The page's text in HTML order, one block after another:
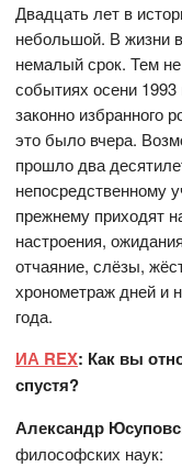
Двадцать лет в
небольшой. В жизни
немалый срок. Тем
событиях осени
законно избранного
это было вчера.
прошло два
непосредственному
прежнему приходят
настроения,
отчаяние, слёзы,
хронометраж дней и
года.
ИА REX: Как вы
спустя?
Александр
философских наук: